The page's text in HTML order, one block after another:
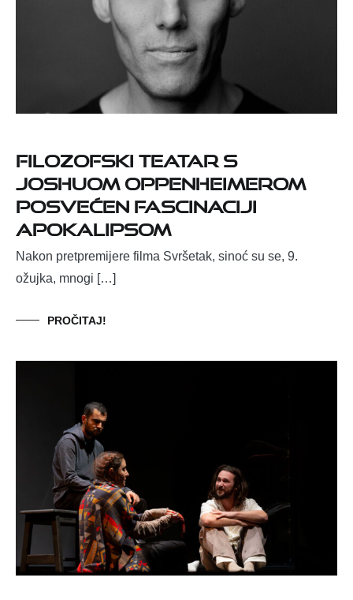
Filozofski teatar s
Joshuom Oppenheimerom
posvećen fascinaciji
apokalipsom
Nakon pretpremijere filma Svršetak, sinoć su se, 9.
ožujka, mnogi […]
PROČITAJ!